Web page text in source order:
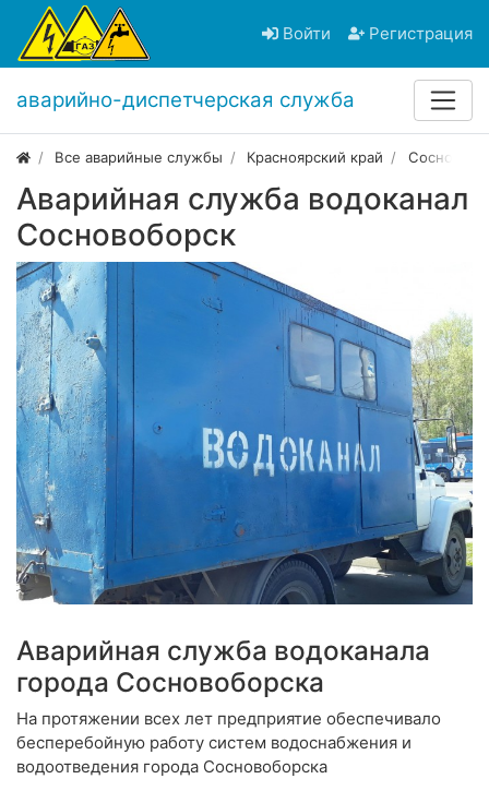
Войти Регистрация
аварийно-диспетчерская служба
Все аварийные службы Красноярский край
Аварийная служба водоканал
Сосновоборск
Аварийная служба водоканала
города Сосновоборска
На протяжении всех лет предприятие обеспечивало
бесперебойную работу систем водоснабжения и
водоотведения города Сосновоборска